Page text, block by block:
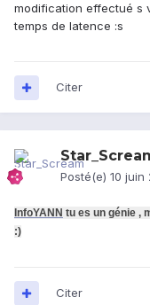
modification effectué s
temps de latence :s
Citer
Posté(e) 10 juin
InfoYANN tu es un génie ,
:)
Citer